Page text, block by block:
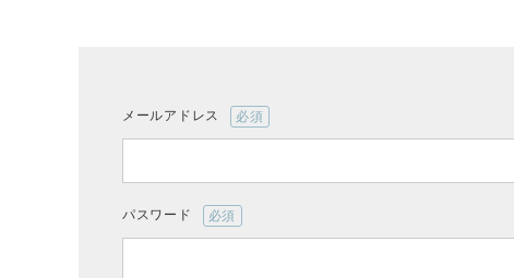
ファッション雑貨
メールアドレス
(必
パスワード
(必